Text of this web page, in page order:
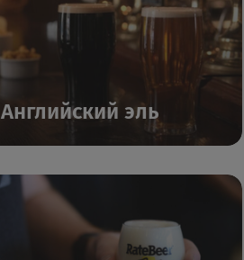
Английский эль